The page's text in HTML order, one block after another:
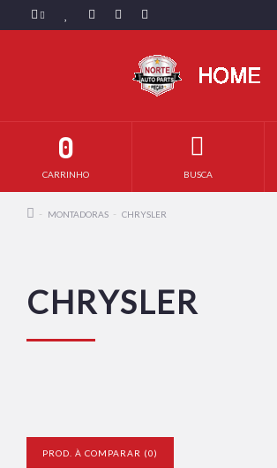
BUSCA
0
CARRINHO
MONTADORAS CHRYSLER
CHRYSLER
PROD. À COMPARAR (0)